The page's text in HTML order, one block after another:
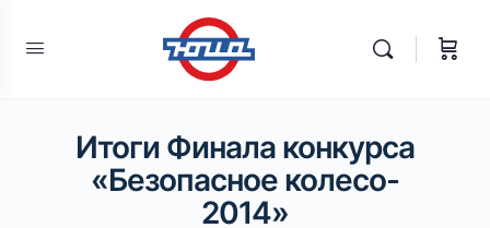
Итоги Финала конкурса
«Безопасное колесо-
2014»